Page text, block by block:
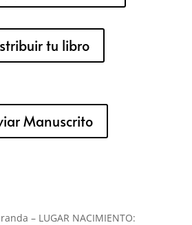
tu libro
Manuscrito
– LUGAR NACIMIENTO: